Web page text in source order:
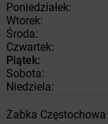
Poniedziałek:
Wtorek:
Środa:
Czwartek:
Piątek:
Sobota:
Niedziela:
Żabka Częstochowa